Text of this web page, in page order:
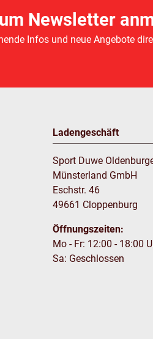
Newsletter
Infos und neue Angebote
Ladengeschäft
Sport Duwe
Münsterland GmbH
Eschstr. 46
49661 Cloppenburg
Öffnungszeiten:
Mo - Fr: 12:00 - 18:00
Sa: Geschlossen